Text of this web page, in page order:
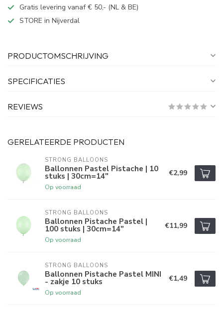
Gratis levering vanaf € 50,- (NL & BE)
STORE in Nijverdal
PRODUCTOMSCHRIJVING
SPECIFICATIES
REVIEWS
GERELATEERDE PRODUCTEN
STRONG BALLOONS
Ballonnen Pastel Pistache | 10
stuks | 30cm=14"
Op voorraad
€2,99
STRONG BALLOONS
Ballonnen Pistache Pastel |
100 stuks | 30cm=14"
Op voorraad
€11,99
STRONG BALLOONS
Ballonnen Pistache Pastel MINI
- zakje 10 stuks
Op voorraad
€1,49